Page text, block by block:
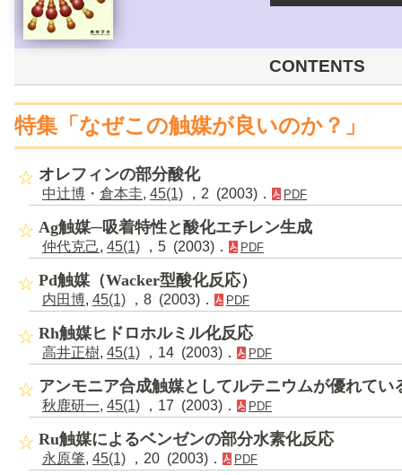
CONTENTS
特集「なぜこの触媒が良いのか？」
オレフィンの部分酸化
中辻博 ・ 倉本圭, 45(1) ，2 (2003)． PDF
Ag触媒─吸着特性と酸化エチレン生成
仲代克己, 45(1) ，5 (2003)． PDF
Pd触媒（Wacker型酸化反応）
内田博, 45(1) ，8 (2003)． PDF
Rh触媒ヒドロホルミル化反応
高井正樹, 45(1) ，14 (2003)． PDF
アンモニア合成触媒としてルテニウムが優れてい
秋鹿研一, 45(1) ，17 (2003)． PDF
Ru触媒によるベンゼンの部分水素化反応
永原肇, 45(1) ，20 (2003)． PDF